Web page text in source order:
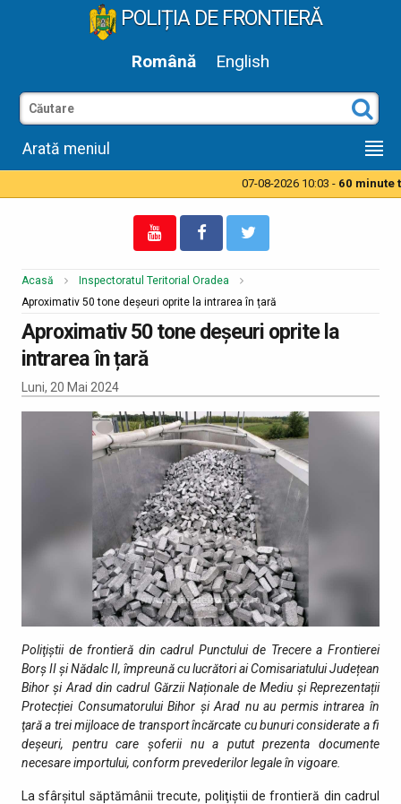
POLIȚIA DE FRONTIERĂ
Română English
Arată meniul
07-08-2026 10:03 - 60 minute
Acasă
Inspectoratul Teritorial Oradea
Aproximativ 50 tone deşeuri oprite la intrarea în țară
Aproximativ 50 tone deşeuri oprite la
intrarea în țară
Luni, 20 Mai 2024
Poliţiştii de frontieră din cadrul Punctului de Trecere a Frontierei
Borș II și Nădalc II, împreună cu lucrători ai Comisariatului Județean
Bihor și Arad din cadrul Gărzii Naționale de Mediu șiReprezentații
Protecției Consumatorului Bihor și Arad nu au permis intrarea în
ţară a trei mijloace de transport încărcate cu bunuri considerate a fi
deșeuri, pentru care șoferii nu a putut prezenta documente
necesare importului, conform prevederilor legale în vigoare.
La sfârșitul săptămânii trecute, poliţiştii de frontieră din cadrul